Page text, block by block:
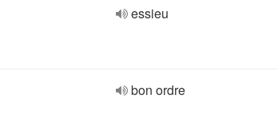
essieu
bon ordre